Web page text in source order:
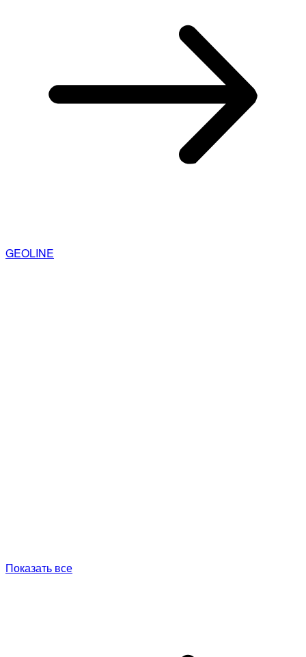
GEOLINE
Показать все